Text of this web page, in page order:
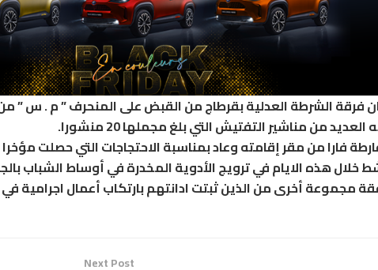
من مناشير التفتيش التي بلغ مجملها 20 منشورا.
فارا من مقر إقامته وعاد بمناسبة الاحتجاجات التي حصلت
خلال هذه الايام في ترويج الأدوية المخدرة في أوساط الشباب
مجموعة أخرى من الذين ثبتت ادانتهم بارتكاب أعمال اجرامية في
Next Post